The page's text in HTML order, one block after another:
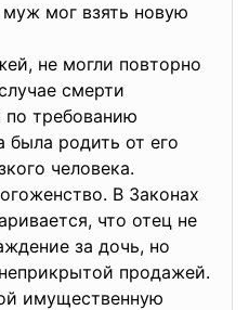
мог взять новую
не могли повторно
смерти
требованию
была родить от его
человека.
В Законах
что отец не
за дочь, но
продажей.
имущественную